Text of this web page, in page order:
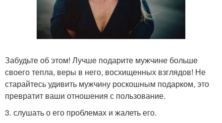
Забудьте об этом! Лучше подарите мужчине больше
своего тепла, веры в него, восхищенных взглядов! Не
старайтесь удивить мужчину роскошным подарком, это
превратит ваши отношения с пользование.
3. слушать о его проблемах и жалеть его.